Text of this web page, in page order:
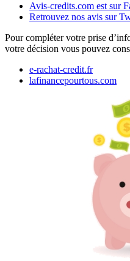
Avis-credits.com est sur
Retrouvez nos avis sur
Pour compléter votre prise
votre décision vous pouvez
e-rachat-credit.fr
lafinancepourtous.com